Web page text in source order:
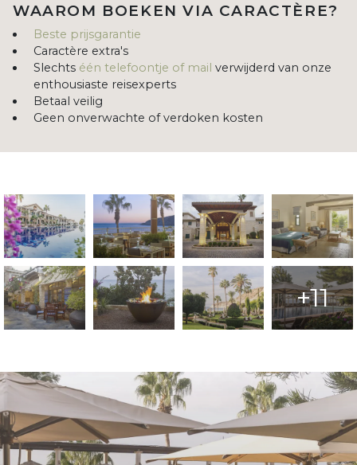
WAAROM BOEKEN VIA CARACTÈRE?
Beste prijsgarantie
Caractère extra's
Slechts één telefoontje of mail verwijderd van onze
enthousiaste reisexperts
Betaal veilig
Geen onverwachte of verdoken kosten
+11